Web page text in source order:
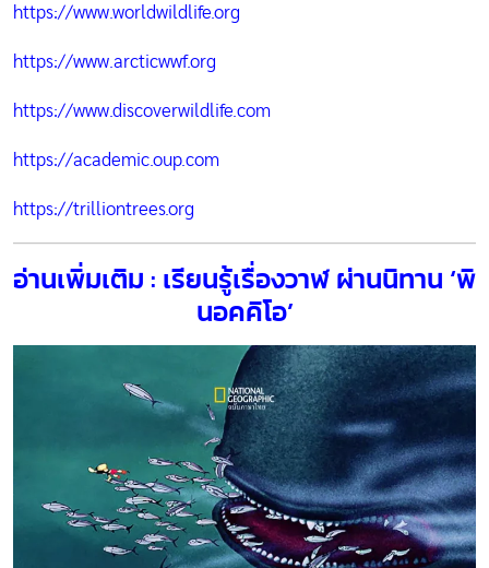
https://www.worldwildlife.org
https://www.arcticwwf.org
https://www.discoverwildlife.com
https://academic.oup.com
https://trilliontrees.org
อ่านเพิ่มเติม : เรียนรู้เรื่องวาฬ ผ่านนิทาน ‘พิ
นอคคิโอ’